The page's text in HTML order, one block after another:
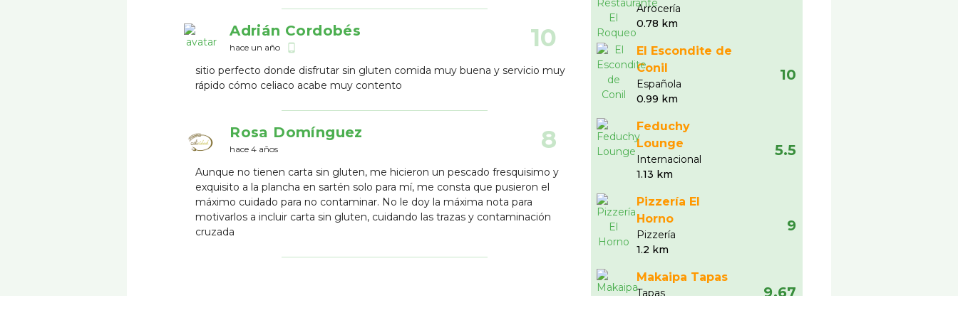
Adrián Cordobés
hace un año phone_android 10
sitio perfecto donde disfrutar sin gluten comida muy buena y servicio muy
rápido cómo celiaco acabe muy contento
Rosa Domínguez
hace 4 años 8
Aunque no tienen carta sin gluten, me hicieron un pescado fresquisimo y
exquisito a la plancha en sartén solo para mí, me consta que pusieron el
máximo cuidado para no contaminar. No le doy la máxima nota para
motivarlos a incluir carta sin gluten, cuidando las trazas y contaminación
cruzada
Arrocerí­a
0.78 km
El Escondite de
Conil
Española
0.99 km
10
Feduchy
Lounge
Internacional
1.13 km
5.5
Pizzería El
Horno
Pizzerí­a
1.2 km
9
Makaipa Tapas
Tapas
9.67